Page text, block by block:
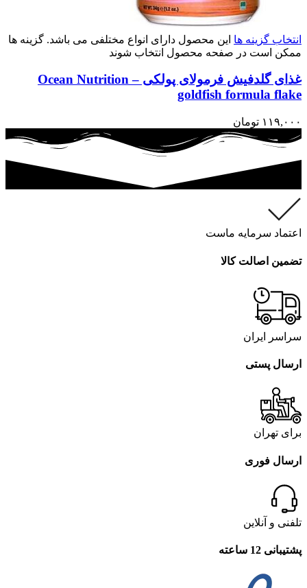
انتخاب گزینه ها این محصول دارای انواع مختلفی می باشد. گزینه ها
ممکن است در صفحه محصول انتخاب شوند
غذای گلدفیش فرمولای پولکی – Ocean Nutrition
goldfish formula flake
۱۱۹,۰۰۰ تومان
اعتماد سرمایه ماست
تضمین اصالت کالا
سراسر ایران
ارسال پستی
برای تهران
ارسال فوری
تلفنی و آنلاین
پشتیبانی 12 ساعته